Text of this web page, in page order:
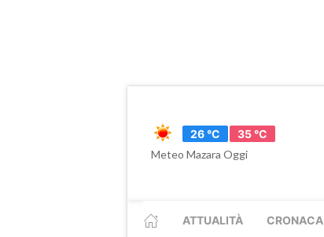
26 °C
35 °C
Meteo Mazara Oggi
ATTUALITÀ CRONACA